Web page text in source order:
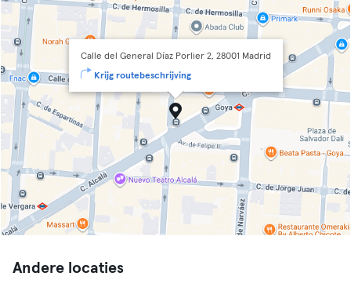
Calle del General Díaz Porlier 2, 28001 Madrid
Krijg routebeschrijving
Andere locaties